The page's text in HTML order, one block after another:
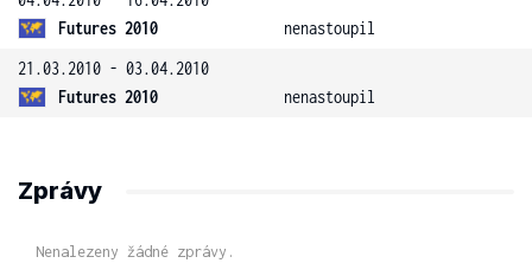
Futures 2010
nenastoupil
21.03.2010 - 03.04.2010
Futures 2010
nenastoupil
Zprávy
Nenalezeny žádné zprávy.